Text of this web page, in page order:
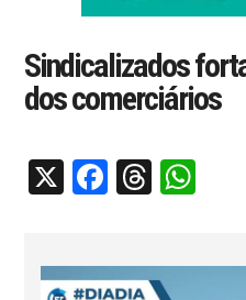
Sindicalizados
dos comerciários
X Facebook
Threads